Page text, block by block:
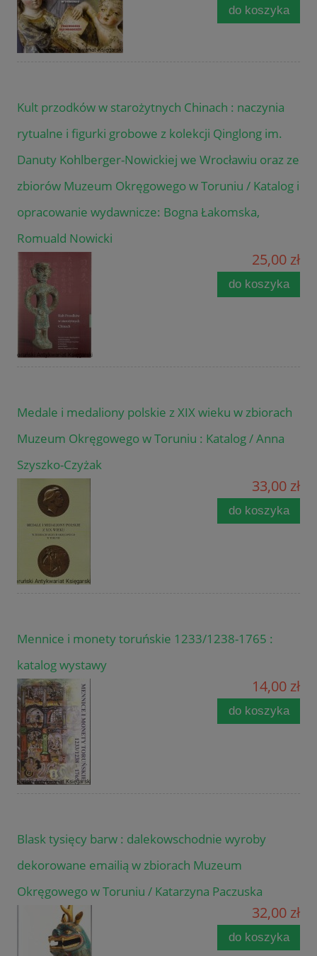
do koszyka
Kult przodków w starożytnych Chinach : naczynia
rytualne i figurki grobowe z kolekcji Qinglong im.
Danuty Kohlberger-Nowickiej we Wrocławiu oraz ze
zbiorów Muzeum Okręgowego w Toruniu / Katalog i
opracowanie wydawnicze: Bogna Łakomska,
Romuald Nowicki
25,00 zł
do koszyka
Medale i medaliony polskie z XIX wieku w zbiorach
Muzeum Okręgowego w Toruniu : Katalog / Anna
Szyszko-Czyżak
33,00 zł
do koszyka
Mennice i monety toruńskie 1233/1238-1765 :
katalog wystawy
14,00 zł
do koszyka
Blask tysięcy barw : dalekowschodnie wyroby
dekorowane emailią w zbiorach Muzeum
Okręgowego w Toruniu / Katarzyna Paczuska
32,00 zł
do koszyka